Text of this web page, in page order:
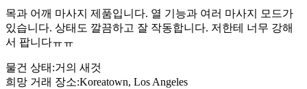
목과 어깨 마사지 제품입니다. 열 기능과 여러 마사지 모드가
있습니다. 상태도 깔끔하고 잘 작동합니다. 저한테 너무 강해
서 팝니다ㅠㅠ
물건 상태 :거의 새것
희망 거래 장소:Koreatown, Los Angeles